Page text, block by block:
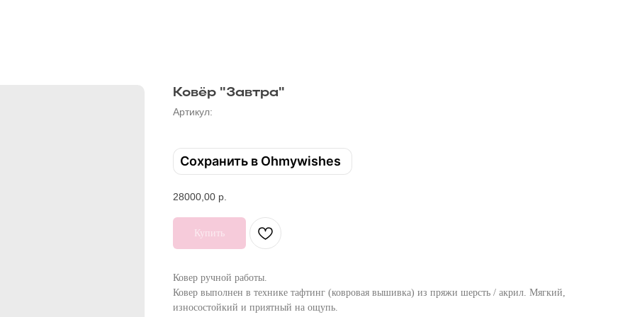
Ковёр "Завтра"
Артикул:
Сохранить в Ohmywishes
28000,00 р.
Купить
Ковер ручной работы.
Ковер выполнен в технике тафтинг (ковровая вышивка) из пряжи шерсть / акрил. Мягкий,
износостойкий и приятный на ощупь.